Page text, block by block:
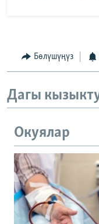
Бөлүшүңүз
Дагы
Окуялар